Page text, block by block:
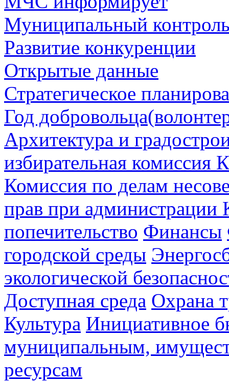
Муниципальный
Развитие конкуренции
Открытые данные
Стратегическое
Год
Архитектура и
избирательная комиссия
Комиссия по делам
прав при администрации
попечительство Финансы
городской среды
экологической
Доступная среда Охрана
Культура Инициативное
муниципальным,
ресурсам